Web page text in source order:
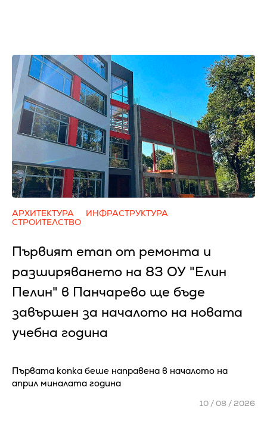
АРХИТЕКТУРА
ИНФРАСТРУКТУРА
СТРОИТЕЛСТВО
Първият етап от ремонта и
разширяването на 83 ОУ "Елин
Пелин" в Панчарево ще бъде
завършен за началото на новата
учебна година
Първата копка беше направена в началото на
април миналата година
10 / 08 / 2026